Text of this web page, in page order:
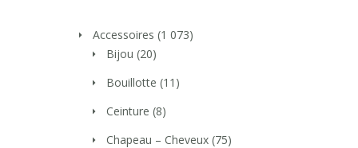
Accessoires (1 073)
Bijou (20)
Bouillotte (11)
Ceinture (8)
Chapeau – Cheveux (75)